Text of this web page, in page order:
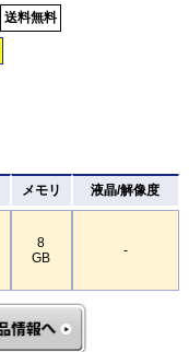
送料無料
メモリ 液晶/解像度
8
GB
-